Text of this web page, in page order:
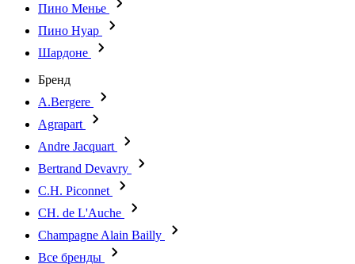
Пино Менье
Пино Нуар
Шардоне
Бренд
A.Bergere
Agrapart
Andre Jacquart
Bertrand Devavry
C.H. Piconnet
CH. de L'Auche
Champagne Alain Bailly
Все бренды